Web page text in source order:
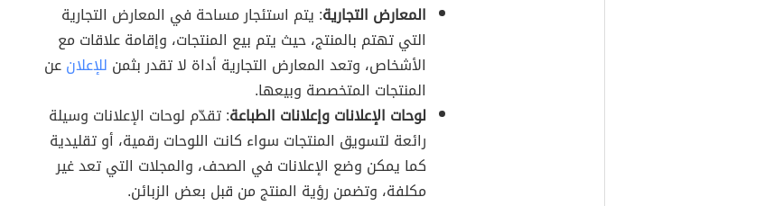
المعارض التجارية: يتم استئجار مساحة في المعارض التجارية
التي تهتم بالمنتج، حيث يتم بيع المنتجات، وإقامة علاقات مع
الأشخاص، وتعد المعارض التجارية أداة لا تقدر بثمن للإعلانعن
المنتجات المتخصصة وبيعها.
لوحات الإعلانات وإعلانات الطباعة: تقدّم لوحات الإعلانات وسيلة
رائعة لتسويق المنتجات سواء كانت اللوحات رقمية، أو تقليدية
كما يمكن وضع الإعلانات في الصحف، والمجلات التي تعد غير
مكلفة، وتضمن رؤية المنتج من قبل بعض الزبائن.